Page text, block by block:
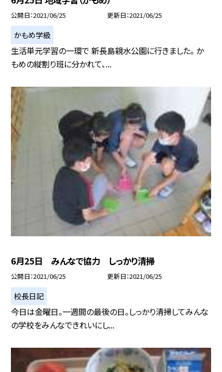
公開日 2021/06/25 更新日 2021/06/25
かもめ学級
生活単元学習の一環で 新長島親水公園に行きました。 か
もめの縦割り班に分かれて、...
6月25日 みんなで協力 しっかり清掃
公開日 2021/06/25 更新日 2021/06/25
校長日記
今日は金曜日。一週間の最後の日。しっかり清掃してみんな
の学校をみんなできれいにし...